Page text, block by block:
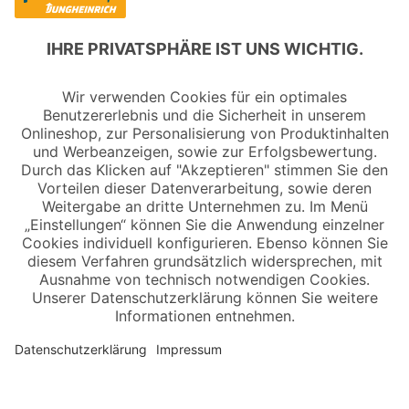
Copyright © 2026 Jungheinrich PROFISHOP
Newsletter
Anmelden →